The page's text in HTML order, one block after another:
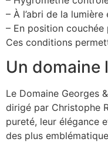
– À l’abri de la
– En position
Ces conditions
Un domaine
Le Domaine Georges
dirigé par Christophe
pureté, leur élégance
des plus